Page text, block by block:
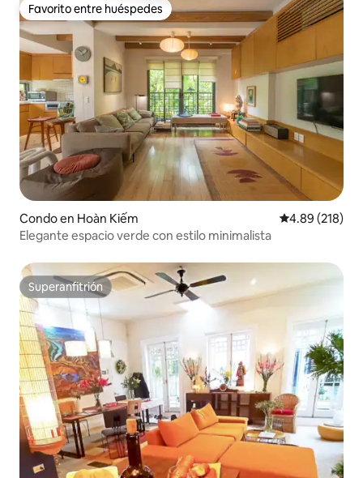
Favorito entre huéspedes
Favorito entre huéspedes
Condo en Hoàn Kiếm Calificación
4.89 (218)
Elegante espacio verde con estilo minimalista
Superanfitrión
Superanfitrión